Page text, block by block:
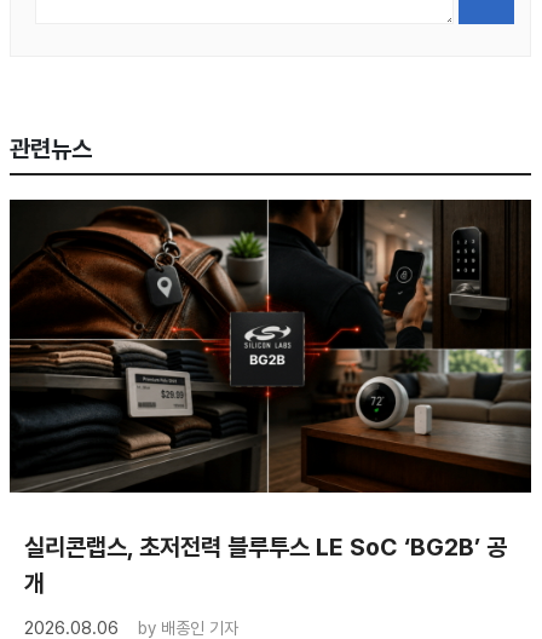
관련뉴스
실리콘랩스, 초저전력 블루투스 LE SoC ‘BG2B’ 공
개
2026.08.06 by 배종인 기자